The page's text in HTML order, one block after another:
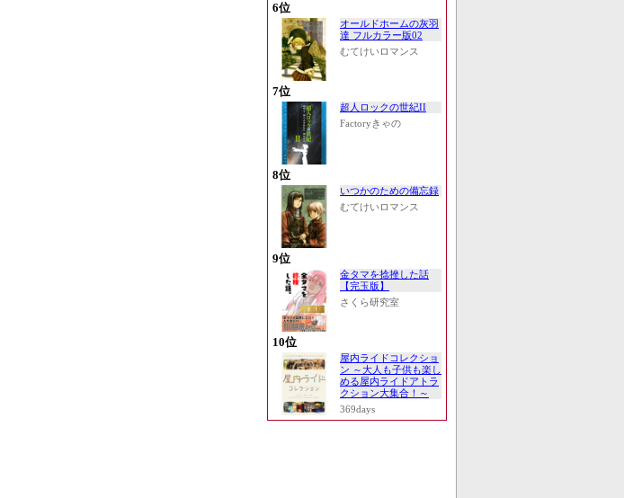
6位
オールドホームの灰羽
達 フルカラー版02
むてけいロマンス
7位
超人ロックの世紀II
Factoryきゃの
8位
いつかのための備忘録
むてけいロマンス
9位
金タマを捻挫した話
【完玉版】
さくら研究室
10位
屋内ライドコレクショ
ン ～大人も子供も楽し
める屋内ライドアトラ
クション大集合！～
369days